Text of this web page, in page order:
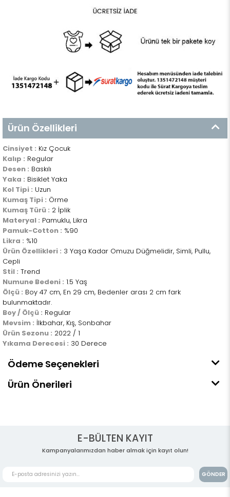
Ürün Özellikleri
Cinsiyet : Kız Çocuk
Kalıp : Regular
Desen : Baskılı
Yaka : Bisiklet Yaka
Kol Tipi : Uzun
Kumaş Tipi : Örme
Kumaş Türü : 2 İplik
Materyal : Pamuklu, Likra
Pamuk-Cotton : %90
Likra : %10
Ürün Özellikleri : 3 Yaşa Kadar Omuzu Düğmelidir, Simli, Pullu,
Cepli
Stil : Trend
Numune Bedeni : 1.5 Yaş
Ölçü : Boy 47 cm, En 29 cm, Bedenler arası 2 cm fark
bulunmaktadır.
Boy / Ölçü : Regular
Mevsim : İlkbahar, Kış, Sonbahar
Ürün Sezonu : 2022 / 1
Yıkama Derecesi : 30 Derece
Ödeme Seçenekleri
Ürün Önerileri
E-BÜLTEN KAYIT
Kampanyalarımızdan haber almak için kayıt olun!
GÖNDER